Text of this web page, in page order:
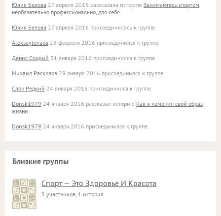
Юлия Белова 27 апреля 2016 рассказала историю Занимайтесь спортом,
необязательно профессионально, для себя
Юлия Белова 27 апреля 2016 присоединилась к группе
Alekseylevada 23 февраля 2016 присоединился к группе
Денис Соцкий 31 января 2016 присоединился к группе
Михаил Расколов 29 января 2016 присоединился к группе
Слон Редкий 24 января 2016 присоединился к группе
Donsk1979 24 января 2016 рассказал историю Как я изменил свой образ
жизни
Donsk1979 24 января 2016 присоединился к группе
Близкие группы
Спорт — Это Здоровье И Красота
5 участников, 1 история